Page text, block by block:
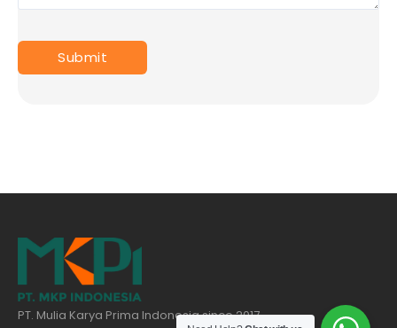
PT. Mulia Karya Prima Indonesia since 2017